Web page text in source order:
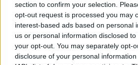
section to confirm your selection.
opt-out request is processed you may
interest-based ads based on personal
us or personal information disclosed
your opt-out. You may separately opt-
disclosure of your personal
Beskrivning
Beskrivning